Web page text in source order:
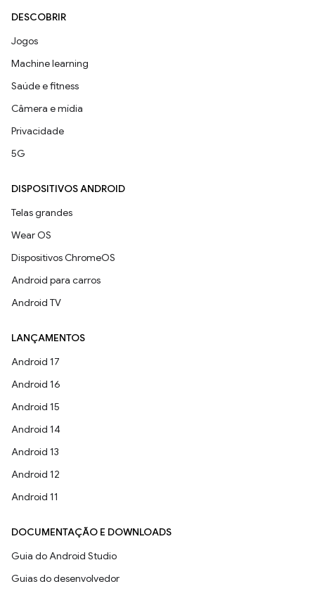
DESCOBRIR
Jogos
Machine learning
Saúde e fitness
Câmera e mídia
Privacidade
5G
DISPOSITIVOS ANDROID
Telas grandes
Wear OS
Dispositivos ChromeOS
Android para carros
Android TV
LANÇAMENTOS
Android 17
Android 16
Android 15
Android 14
Android 13
Android 12
Android 11
DOCUMENTAÇÃO E DOWNLOADS
Guia do Android Studio
Guias do desenvolvedor